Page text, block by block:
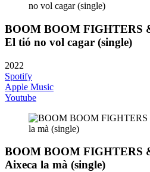
BOOM BOOM FIGHTERS
El tió no vol cagar (single)
2022
Spotify
Apple Music
Youtube
BOOM BOOM FIGHTERS
Aixeca la mà (single)